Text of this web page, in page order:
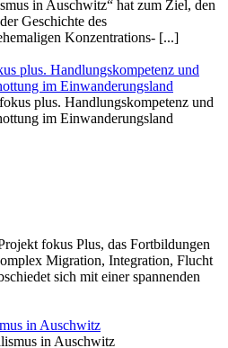
in Auschwitz“ hat zum Ziel, den
Geschichte des
Konzentrations- [...]
plus. Handlungskompetenz und
im Einwanderungsland
fokus Plus, das Fortbildungen
Migration, Integration, Flucht
sich mit einer spannenden
in Auschwitz